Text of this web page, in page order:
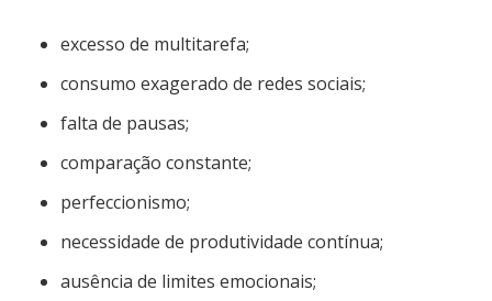
excesso de multitarefa;
consumo exagerado de redes sociais;
falta de pausas;
comparação constante;
perfeccionismo;
necessidade de produtividade contínua;
ausência de limites emocionais;